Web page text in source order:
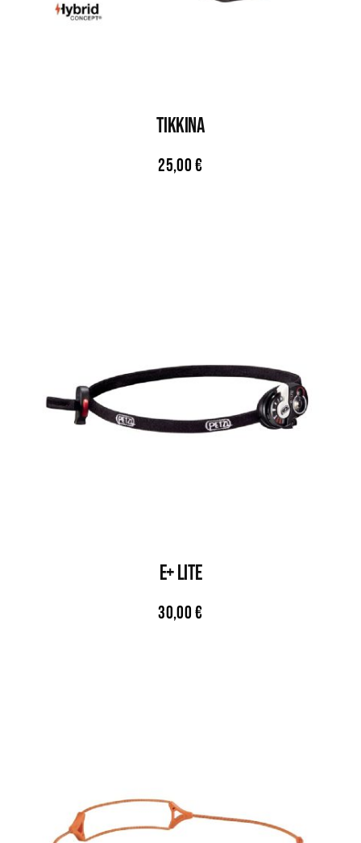
TIKKINA
25,00€
E+ LITE
30,00€